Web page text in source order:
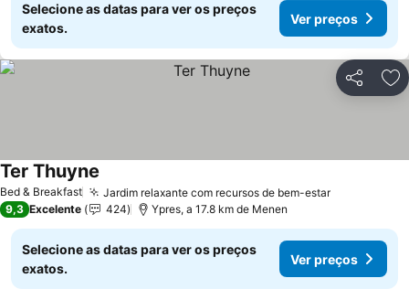
Selecione as datas para ver os preços
exatos.
Ver preços
Partilhar
Bed & Breakfast Jardim relaxante com recursos de bem-estarVer preços
Ter Thuyne
9,3 Excelente 424 Ypres, a 17.8 km de Menen
Selecione as datas para ver os preços
exatos.
Ver preços